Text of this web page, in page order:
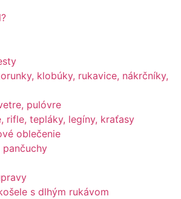
klobúky, rukavice, nákrčníky,
pulóvre
rifle, tepláky, legíny, kraťasy
oblečenie
pančuchy
s dlhým rukávom